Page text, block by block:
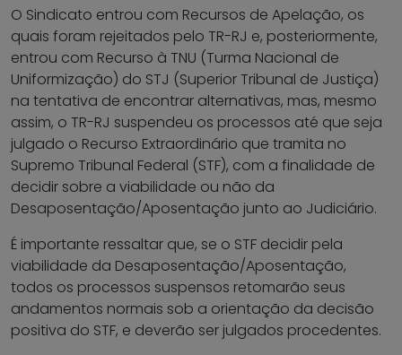
O Sindicato entrou com Recursos de Apelação, os
quais foram rejeitados pelo TR-RJ e, posteriormente,
entrou com Recurso à TNU (Turma Nacional de
Uniformização) do STJ (Superior Tribunal de Justiça)
na tentativa de encontrar alternativas, mas, mesmo
assim, o TR-RJ suspendeu os processos até que seja
julgado o Recurso Extraordinário que tramita no
Supremo Tribunal Federal (STF), com a finalidade de
decidir sobre a viabilidade ou não da
Desaposentação/Aposentação junto ao Judiciário.
É importante ressaltar que, se o STF decidir pela
viabilidade da Desaposentação/Aposentação,
todos os processos suspensos retomarão seus
andamentos normais sob a orientação da decisão
positiva do STF, e deverão ser julgados procedentes.